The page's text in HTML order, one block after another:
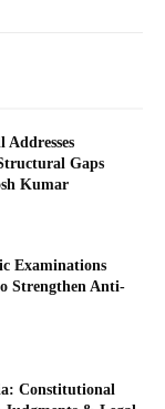
Gaps
Kumar
Examinations
Strengthen Anti-
Constitutional